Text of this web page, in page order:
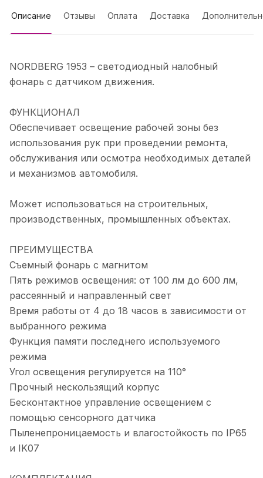
Описание Отзывы Оплата Доставка
NORDBERG 1953 – светодиодный налобный
фонарь с датчиком движения.
ФУНКЦИОНАЛ
Обеспечивает освещение рабочей зоны без
использования рук при проведении ремонта,
обслуживания или осмотра необходимых деталей
и механизмов автомобиля.
Может использоваться на строительных,
производственных, промышленных объектах.
ПРЕИМУЩЕСТВА
Съемный фонарь с магнитом
Пять режимов освещения: от 100 лм до 600 лм,
рассеянный и направленный свет
Время работы от 4 до 18 часов в зависимости от
выбранного режима
Функция памяти последнего используемого
режима
Угол освещения регулируется на 110°
Прочный нескользящий корпус
Бесконтактное управление освещением с
помощью сенсорного датчика
Пыленепроницаемость и влагостойкость по IP65
и IK07